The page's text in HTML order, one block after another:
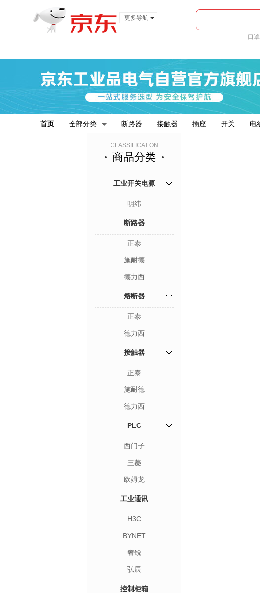
更多导航
口罩
首页 全部分类 断路器 接触器 插座 开关 电
CLASSIFICATION
商品分类
工业开关电源
明纬
断路器
正泰
施耐德
德力西
熔断器
正泰
德力西
接触器
正泰
施耐德
德力西
PLC
西门子
三菱
欧姆龙
工业通讯
H3C
BYNET
奢锐
弘辰
控制柜箱